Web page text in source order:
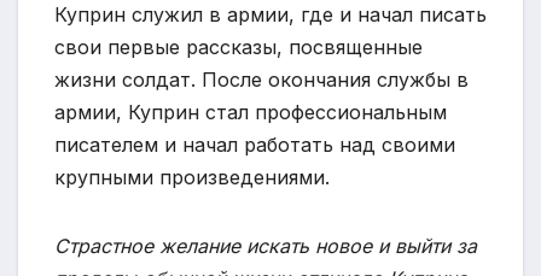
Куприн служил в армии, где и начал писать
свои первые рассказы, посвященные
жизни солдат. После окончания службы в
армии, Куприн стал профессиональным
писателем и начал работать над своими
крупными произведениями.
Страстное желание искать новое и выйти за